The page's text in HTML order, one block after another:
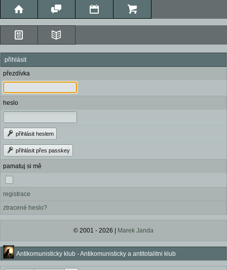
přihlásit
přezdívka
heslo
přihlásit heslem
přihlásit přes passkey
pamatuj si mě
registrace
ztracené heslo?
© 2001 - 2026 | Marek Janda
Antikomunisticky klub - Antikomunisticky a antitotalitni klub